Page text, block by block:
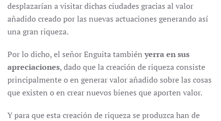
desplazarían a visitar dichas ciudades gracias al valor
añadido creado por las nuevas actuaciones generando así
una gran riqueza.
Por lo dicho, el señor Enguita tambiényerra en sus
apreciaciones, dado que la creación de riqueza consiste
principalmente o en generar valor añadido sobre las cosas
que existen o en crear nuevos bienes que aporten valor.
Y para que esta creación de riqueza se produzca han de